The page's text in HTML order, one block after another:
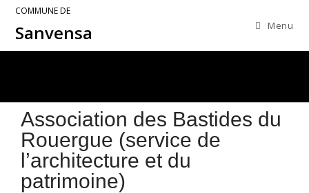
COMMUNE DE
Sanvensa Menu
Association des Bastides du
Rouergue (service de
l’architecture et du
patrimoine)